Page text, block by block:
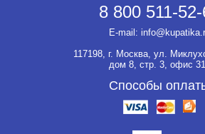
8 800 511-
E-mail:
117198, г. Москва, ул.
дом 8, стр. 3, офис
Способы